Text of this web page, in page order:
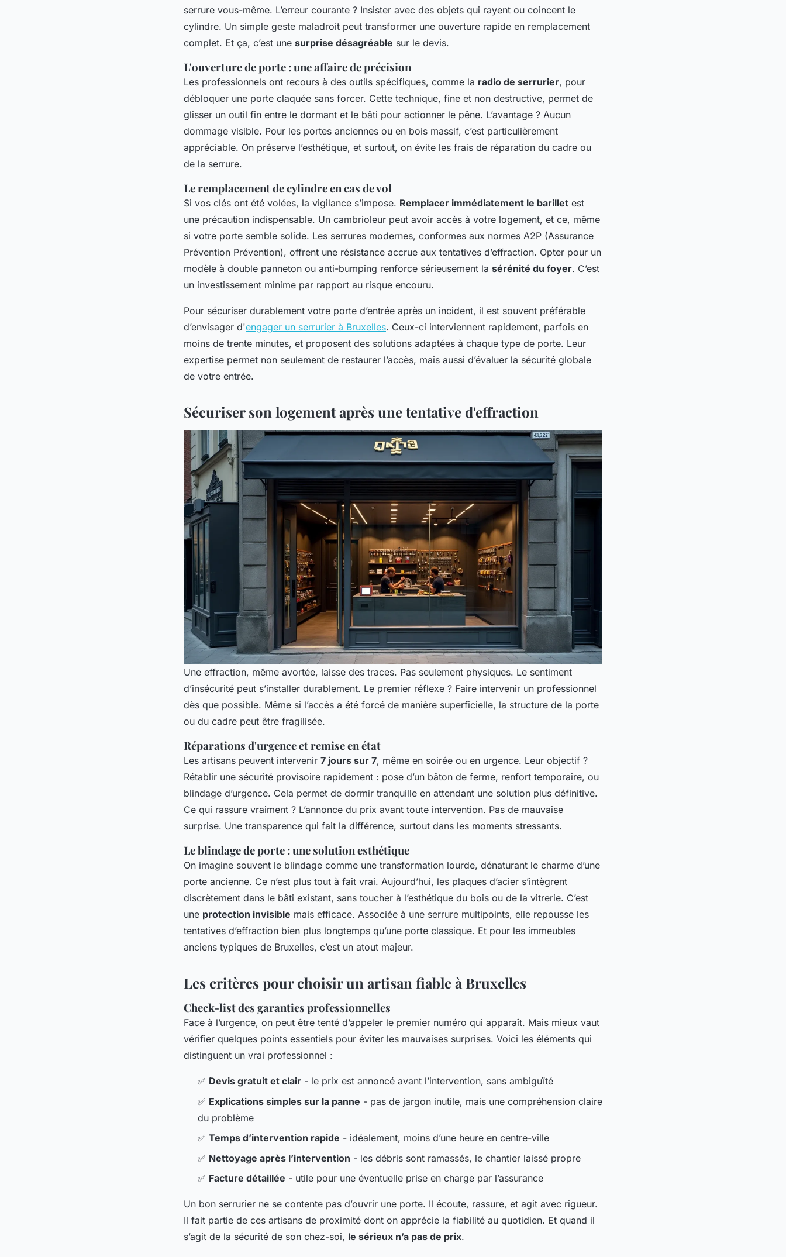
serrure vous-même. L’erreur courante ? Insister avec des objets qui rayent ou coincent le
cylindre. Un simple geste maladroit peut transformer une ouverture rapide en remplacement
complet. Et ça, c’est une surprise désagréable sur le devis.
L'ouverture de porte : une affaire de précision
Les professionnels ont recours à des outils spécifiques, comme la radio de serrurier, pour
débloquer une porte claquée sans forcer. Cette technique, fine et non destructive, permet de
glisser un outil fin entre le dormant et le bâti pour actionner le pêne. L’avantage ? Aucun
dommage visible. Pour les portes anciennes ou en bois massif, c’est particulièrement
appréciable. On préserve l’esthétique, et surtout, on évite les frais de réparation du cadre ou
de la serrure.
Le remplacement de cylindre en cas de vol
Si vos clés ont été volées, la vigilance s’impose. Remplacer immédiatement le barillet est
une précaution indispensable. Un cambrioleur peut avoir accès à votre logement, et ce, même
si votre porte semble solide. Les serrures modernes, conformes aux normes A2P (Assurance
Prévention Prévention), offrent une résistance accrue aux tentatives d’effraction. Opter pour un
modèle à double panneton ou anti-bumping renforce sérieusement la sérénité du foyer. C’est
un investissement minime par rapport au risque encouru.
Pour sécuriser durablement votre porte d’entrée après un incident, il est souvent préférable
d’envisager d'engager un serrurier à Bruxelles. Ceux-ci interviennent rapidement, parfois en
moins de trente minutes, et proposent des solutions adaptées à chaque type de porte. Leur
expertise permet non seulement de restaurer l’accès, mais aussi d’évaluer la sécurité globale
de votre entrée.
Sécuriser son logement après une tentative d'effraction
Une effraction, même avortée, laisse des traces. Pas seulement physiques. Le sentiment
d’insécurité peut s’installer durablement. Le premier réflexe ? Faire intervenir un professionnel
dès que possible. Même si l’accès a été forcé de manière superficielle, la structure de la porte
ou du cadre peut être fragilisée.
Réparations d'urgence et remise en état
Les artisans peuvent intervenir 7 jours sur 7, même en soirée ou en urgence. Leur objectif ?
Rétablir une sécurité provisoire rapidement : pose d’un bâton de ferme, renfort temporaire, ou
blindage d’urgence. Cela permet de dormir tranquille en attendant une solution plus définitive.
Ce qui rassure vraiment ? L’annonce du prix avant toute intervention. Pas de mauvaise
surprise. Une transparence qui fait la différence, surtout dans les moments stressants.
Le blindage de porte : une solution esthétique
On imagine souvent le blindage comme une transformation lourde, dénaturant le charme d’une
porte ancienne. Ce n’est plus tout à fait vrai. Aujourd’hui, les plaques d’acier s’intègrent
discrètement dans le bâti existant, sans toucher à l’esthétique du bois ou de la vitrerie. C’est
une protection invisible mais efficace. Associée à une serrure multipoints, elle repousse les
tentatives d’effraction bien plus longtemps qu’une porte classique. Et pour les immeubles
anciens typiques de Bruxelles, c’est un atout majeur.
Les critères pour choisir un artisan fiable à Bruxelles
Check-list des garanties professionnelles
Face à l’urgence, on peut être tenté d’appeler le premier numéro qui apparaît. Mais mieux vaut
vérifier quelques points essentiels pour éviter les mauvaises surprises. Voici les éléments qui
distinguent un vrai professionnel :
✅ Devis gratuit et clair - le prix est annoncé avant l’intervention, sans ambiguïté
✅ Explications simples sur la panne - pas de jargon inutile, mais une compréhension claire
du problème
✅ Temps d’intervention rapide - idéalement, moins d’une heure en centre-ville
✅ Nettoyage après l’intervention - les débris sont ramassés, le chantier laissé propre
✅ Facture détaillée - utile pour une éventuelle prise en charge par l’assurance
Un bon serrurier ne se contente pas d’ouvrir une porte. Il écoute, rassure, et agit avec rigueur.
Il fait partie de ces artisans de proximité dont on apprécie la fiabilité au quotidien. Et quand il
s’agit de la sécurité de son chez-soi, le sérieux n’a pas de prix.